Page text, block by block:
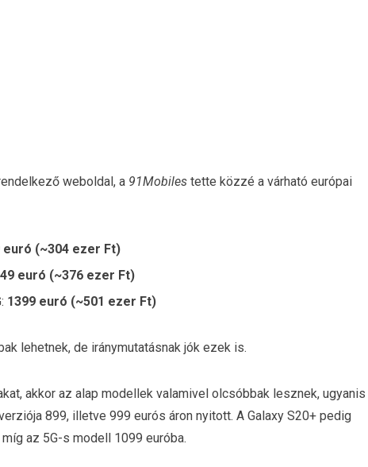
weboldal, a 91Mobiles tette közzé a várható európai
euró (~304 ezer Ft)
euró (~376 ezer Ft)
1399 euró (~501 ezer Ft)
lehetnek, de iránymutatásnak jók ezek is.
akkor az alap modellek valamivel olcsóbbak lesznek, ugyanis
899, illetve 999 eurós áron nyitott. A Galaxy S20+ pedig
az 5G-s modell 1099 euróba.